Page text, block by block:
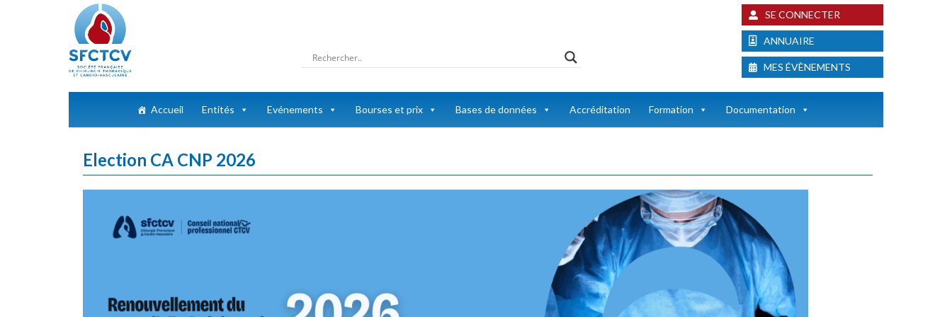
SE CONNECTER
ANNUAIRE
MES ÉVÈNEMENTS
Accueil Entités Evénements Bourses et prix Bases de données Accréditation Formation Documentation
Election CA CNP 2026